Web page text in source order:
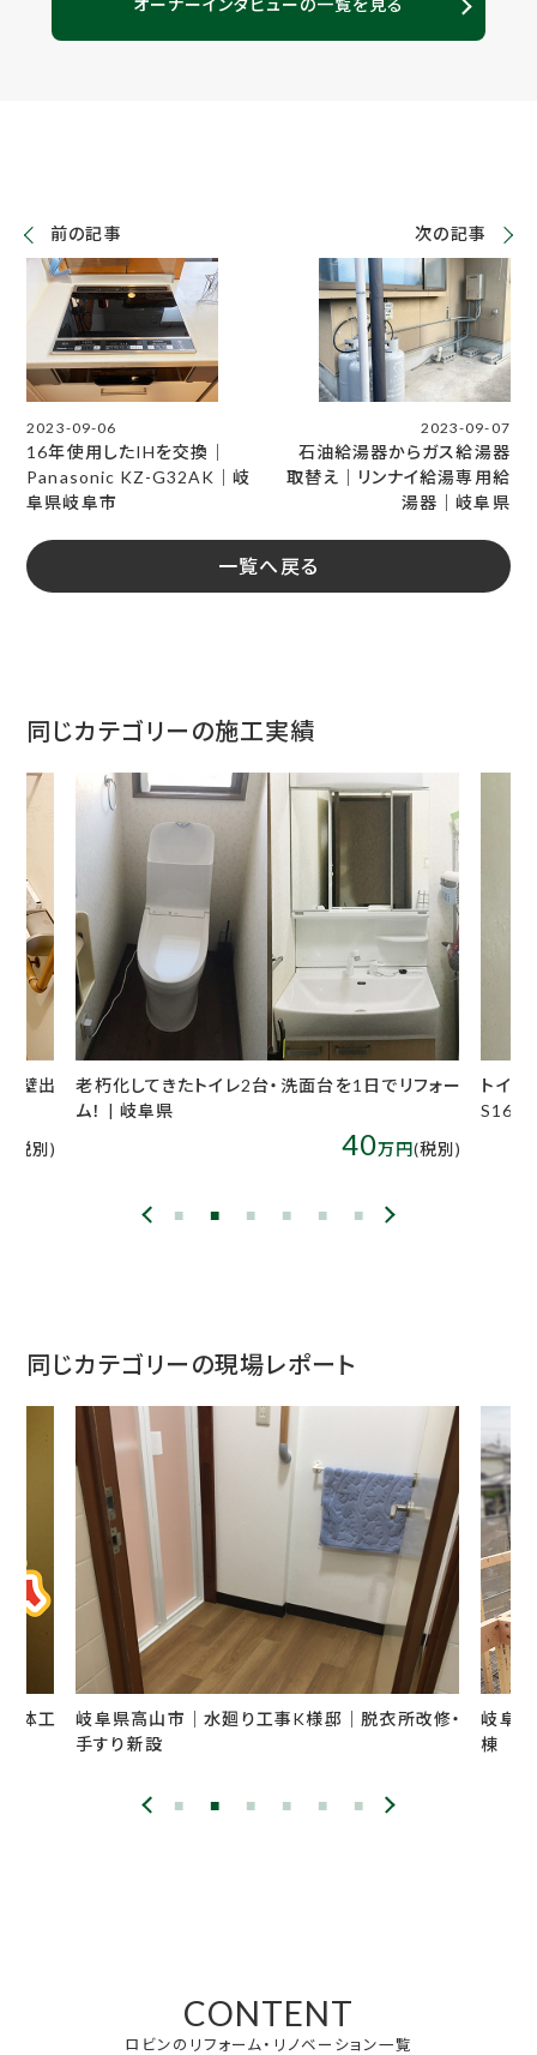
オーナーインタビューの一覧を見る
前の記事
2023-09-06
16年使用したIHを交換｜
Panasonic KZ-G32AK｜岐
阜県岐阜市
一覧へ戻る
次の記事
2023-09-07
石油給湯器からガス給湯器
取替え｜リンナイ給湯専用給
湯器｜岐阜県
同じカテゴリーの施工実績
トイレ2台・洗面台を1日でリフォー
トイレ交換+内装工事｜
同じカテゴリーの現場レポート
｜水廻り工事K様邸｜脱衣所改修・
岐阜県各務原市｜新築工事
CONTENT
ロビンのリフォーム・リノベーション一覧